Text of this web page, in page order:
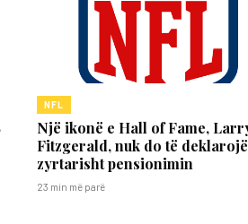
NFL
Një ikonë e Hall of Fame,
Fitzgerald, nuk do të deklarojë
zyrtarisht pensionimin
23 min më parë